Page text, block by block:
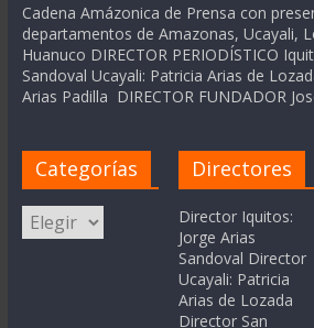
Cadena Amázonica de Prensa con
departamentos de Amazonas, Ucayali,
Huanuco DIRECTOR PERIODÍSTICO
Sandoval Ucayali: Patricia Arias de
Arias Padilla DIRECTOR FUNDADOR
Categorías
Categorías
Directores
Director Iquitos:
Jorge Arias
Sandoval Director
Ucayali: Patricia
Arias de Lozada
Director San